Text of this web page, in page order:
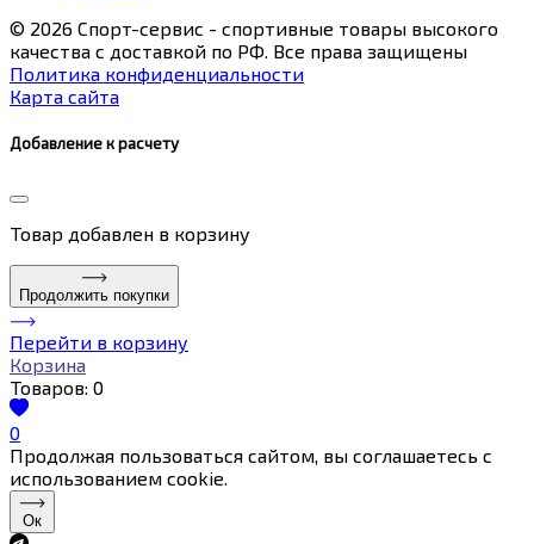
© 2026 Спорт-сервис - спортивные товары высокого
качества с доставкой по РФ. Все права защищены
Политика конфиденциальности
Карта сайта
Добавление к расчету
Товар добавлен в корзину
Продолжить покупки
Перейти в корзину
Корзина
Товаров: 0
0
Продолжая пользоваться сайтом, вы соглашаетесь с
использованием cookie.
Ок